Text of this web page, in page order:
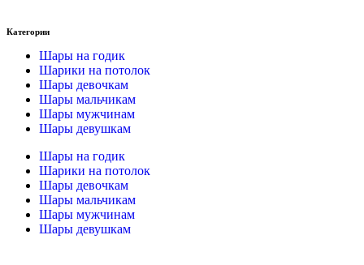
Категории
Шары на годик
Шарики на потолок
Шары девочкам
Шары мальчикам
Шары мужчинам
Шары девушкам
Шары на годик
Шарики на потолок
Шары девочкам
Шары мальчикам
Шары мужчинам
Шары девушкам